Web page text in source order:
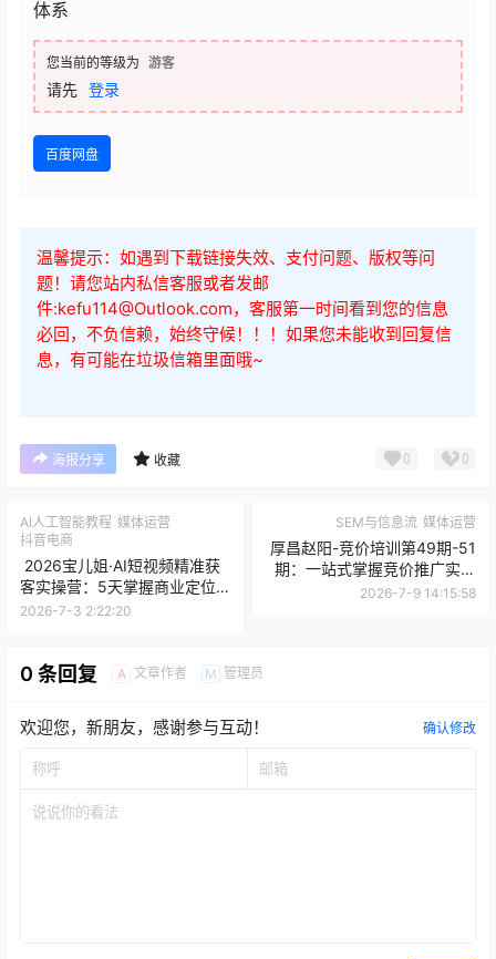
体系
您当前的等级为 游客
请先 登录
百度网盘
温馨提示：如遇到下载链接失效、支付问题、版权等问
题！请您站内私信客服或者发邮
件:kefu114@Outlook.com，客服第一时间看到您的信息
必回，不负信赖，始终守候！！！如果您未能收到回复信
息，有可能在垃圾信箱里面哦~
海报分享 收藏 0 0
AI人工智能教程 媒体运营
抖音电商
2026宝儿姐·AI短视频精准获
客实操营：5天掌握商业定位
到DOU+投放全流程
2026-7-3 2:22:20
SEM与信息流 媒体运营
厚昌赵阳-竞价培训第49期-51
期：一站式掌握竞价推广实战
技能，从思维到执行，从优化
2026-7-9 14:15:58
0 条回复 A 文章作者 M 管理员
欢迎您，新朋友，感谢参与互动！ 确认修改